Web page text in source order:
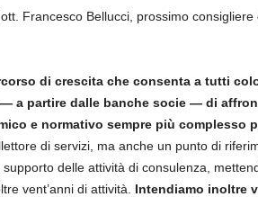
Francesco Bellucci, prossimo
di crescita che consenta a tutti
a partire dalle banche socie — di
e normativo sempre più complesso
di servizi, ma anche un punto di
delle attività di consulenza,
vent’anni di attività. Intendiamo inoltre